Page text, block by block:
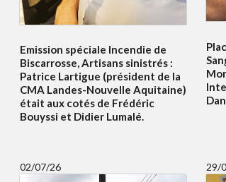
Emission spéciale Incendie de
Biscarrosse, Artisans sinistrés :
Patrice Lartigue (président de la
CMA Landes-Nouvelle Aquitaine)
était aux cotés de Frédéric
Bouyssi et Didier Lumalé.
02/07/26 29/